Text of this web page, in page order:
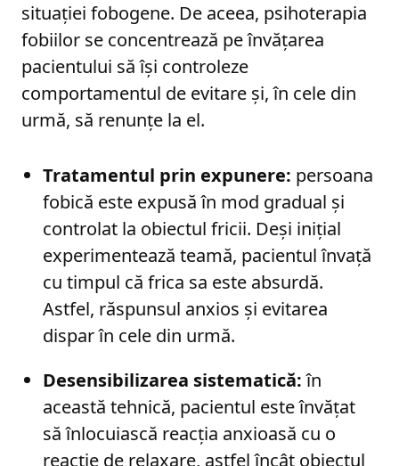
situației fobogene. De aceea, psihoterapia
fobiilor se concentrează pe învățarea
pacientului să își controleze
comportamentul de evitare și, în cele din
urmă, să renunțe la el.
Tratamentul prin expunere: persoana
fobică este expusă în mod gradual și
controlat la obiectul fricii. Deși inițial
experimentează teamă, pacientul învață
cu timpul că frica sa este absurdă.
Astfel, răspunsul anxios și evitarea
dispar în cele din urmă.
Desensibilizarea sistematică:în
această tehnică, pacientul este învățat
să înlocuiască reacția anxioasă cu o
reacție de relaxare, astfel încât obiectul